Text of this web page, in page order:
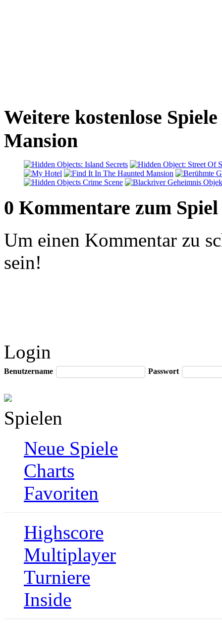
Weitere kostenlose
Mansion
0 Kommentare zum Spiel
Um einen Kommentar zu
sein!
Login
Benutzername Passwort
Spielen
Neue Spiele
Charts
Favoriten
Highscore
Multiplayer
Turniere
Inside